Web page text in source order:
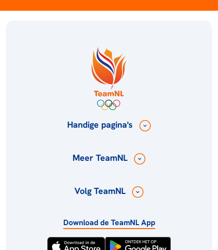
Handige pagina's
Meer TeamNL
Volg TeamNL
Download de TeamNL App